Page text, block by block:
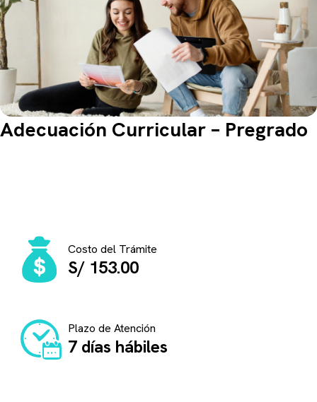
Adecuación Curricular – Pregrado
Costo del Trámite
S/ 153.00
Plazo de Atención
7 días hábiles